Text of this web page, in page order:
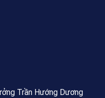
Trần Hướng Dương